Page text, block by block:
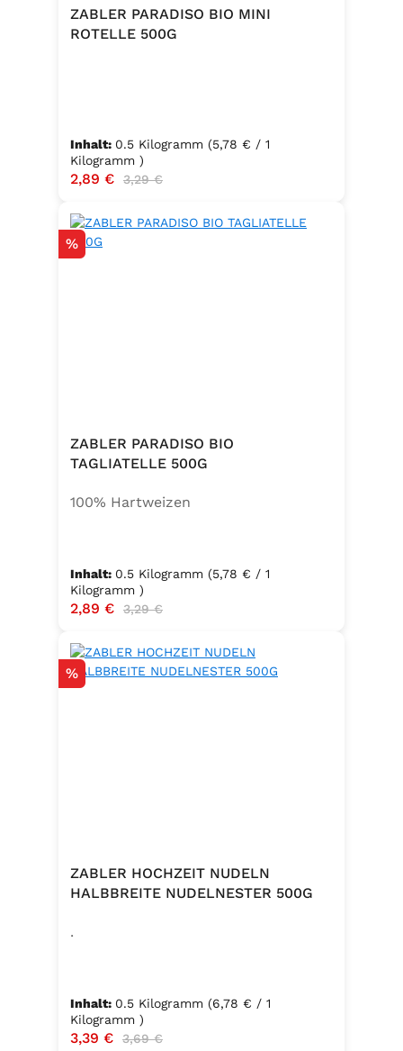
Trennmittel Calciumsalze der
Speisefettsäuren, Folsäure,
ZABLER PARADISO BIO MINI
ROTELLE 500G
Inhalt: 0.5 Kilogramm (5,78 € / 1
Kilogramm )
Verkaufspreis:
2,89 € Regulärer Preis:
3,29 €
Rabatt
%
ZABLER PARADISO BIO
TAGLIATELLE 500G
100% Hartweizen
Inhalt: 0.5 Kilogramm (5,78 € / 1
Kilogramm )
Verkaufspreis:
2,89 € Regulärer Preis:
3,29 €
Rabatt
%
ZABLER HOCHZEIT NUDELN
HALBBREITE NUDELNESTER 500G
.
Inhalt: 0.5 Kilogramm (6,78 € / 1
Kilogramm )
Verkaufspreis:
3,39 € Regulärer Preis:
3,69 €